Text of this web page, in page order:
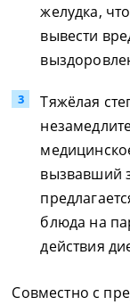
желудка,
вывести
Тяжёлая
вызвавший
блюда на
действия
Совместно с